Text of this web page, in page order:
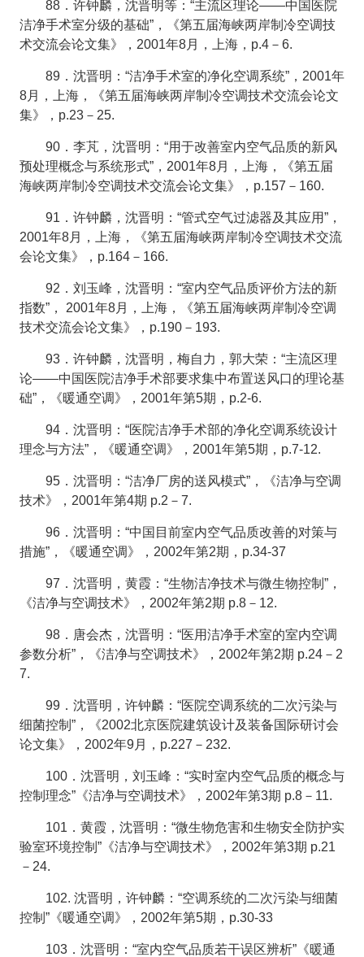
88．许钟麟，沈晋明等：“主流区理论——中国医院
洁净手术室分级的基础”，《第五届海峡两岸制冷空调技
术交流会论文集》，2001年8月，上海，p.4－6.
89．沈晋明：“洁净手术室的净化空调系统”，2001年
8月，上海，《第五届海峡两岸制冷空调技术交流会论文
集》，p.23－25.
90．李芃，沈晋明：“用于改善室内空气品质的新风
预处理概念与系统形式”，2001年8月，上海，《第五届
海峡两岸制冷空调技术交流会论文集》，p.157－160.
91．许钟麟，沈晋明：“管式空气过滤器及其应用”，
2001年8月，上海，《第五届海峡两岸制冷空调技术交流
会论文集》，p.164－166.
92．刘玉峰，沈晋明：“室内空气品质评价方法的新
指数”， 2001年8月，上海，《第五届海峡两岸制冷空调
技术交流会论文集》，p.190－193.
93．许钟麟，沈晋明，梅自力，郭大荣：“主流区理
论——中国医院洁净手术部要求集中布置送风口的理论基
础”，《暖通空调》，2001年第5期，p.2-6.
94．沈晋明：“医院洁净手术部的净化空调系统设计
理念与方法”，《暖通空调》，2001年第5期，p.7-12.
95．沈晋明：“洁净厂房的送风模式”，《洁净与空调
技术》，2001年第4期 p.2－7.
96．沈晋明：“中国目前室内空气品质改善的对策与
措施”，《暖通空调》，2002年第2期，p.34-37
97．沈晋明，黄霞：“生物洁净技术与微生物控制”，
《洁净与空调技术》，2002年第2期 p.8－12.
98．唐会杰，沈晋明：“医用洁净手术室的室内空调
参数分析”，《洁净与空调技术》，2002年第2期 p.24－2
7.
99．沈晋明，许钟麟：“医院空调系统的二次污染与
细菌控制”，《2002北京医院建筑设计及装备国际研讨会
论文集》，2002年9月，p.227－232.
100．沈晋明，刘玉峰：“实时室内空气品质的概念与
控制理念”《洁净与空调技术》，2002年第3期 p.8－11.
101．黄霞，沈晋明：“微生物危害和生物安全防护实
验室环境控制”《洁净与空调技术》，2002年第3期 p.21
－24.
102. 沈晋明，许钟麟：“空调系统的二次污染与细菌
控制”《暖通空调》，2002年第5期，p.30-33
103．沈晋明：“室内空气品质若干误区辨析”《暖通